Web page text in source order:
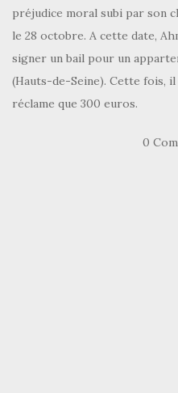
préjudice moral subi par son
le 28 octobre. A cette date,
signer un bail pour un
(Hauts-de-Seine). Cette fois,
réclame que 300 euros.
0